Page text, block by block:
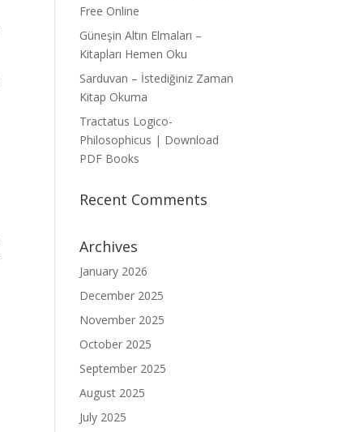
Free Online
Güneşin Altın Elmaları –
Kitapları Hemen Oku
Sarduvan – İstediğiniz Zaman
Kitap Okuma
Tractatus Logico-
Philosophicus | Download
PDF Books
Recent Comments
Archives
January 2026
December 2025
November 2025
October 2025
September 2025
August 2025
July 2025